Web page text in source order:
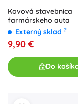
Kovová stavebnica
farmárskeho auta
Externý sklad ?
9,90 €
Do